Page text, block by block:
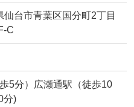
仙台市青葉区国分町2丁目
C
5分）広瀬通駅（徒歩10
分)